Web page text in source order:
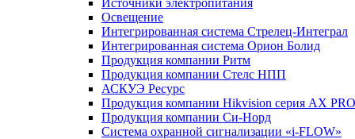
Источники электропитания
Освещение
Интегрированная система Стрелец-Интеграл
Интегрированная система Орион Болид
Продукция компании Ритм
Продукция компании Стелс НПП
АСКУЭ Ресурс
Продукция компании Hikvision серия AX PRO
Продукция компании Си-Норд
Система охранной сигнализации «i-FLOW»